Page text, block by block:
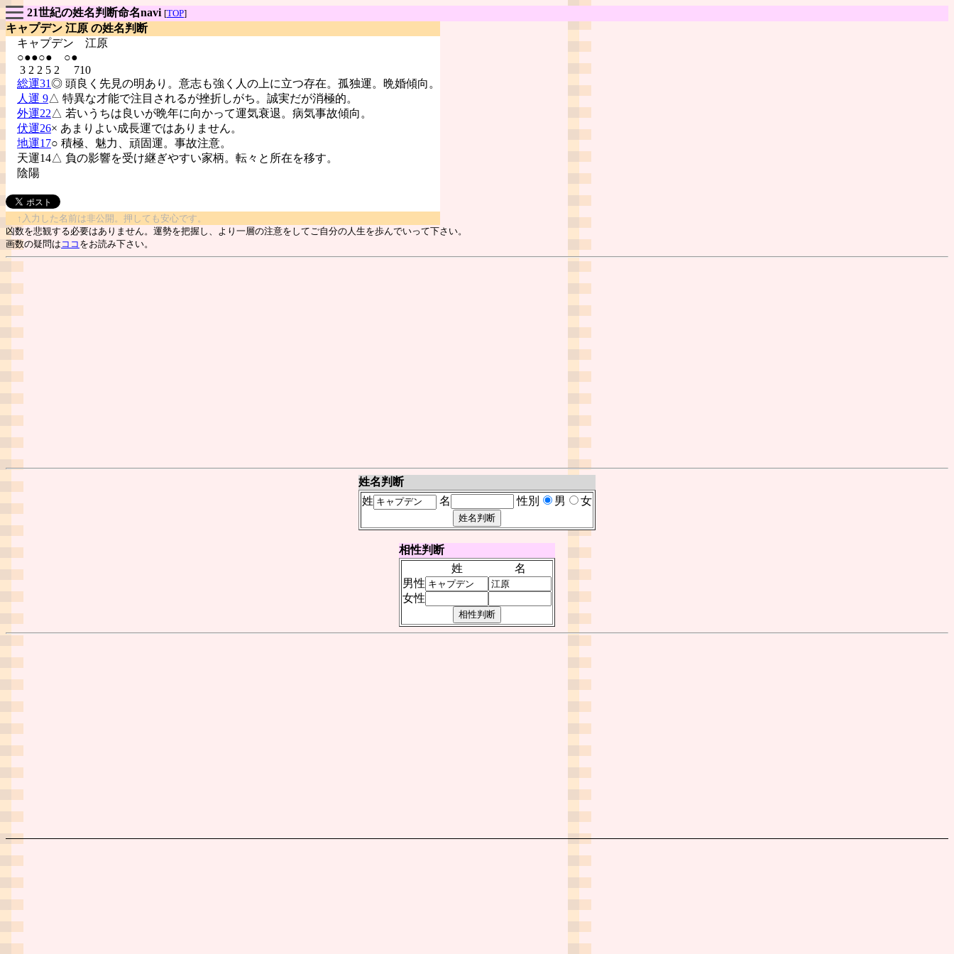
21世紀の姓名判断命名navi [TOP]
キャプデン 江原 の姓名判断
キャプデン 江原
○●●○● ○●
3 2 2 5 2 710
総運31◎ 頭良く先見の明あり。意志も強く人の上に立つ存在。孤独運。晩婚傾向。
人運 9△ 特異な才能で注目されるが挫折しがち。誠実だが消極的。
外運22△ 若いうちは良いが晩年に向かって運気衰退。病気事故傾向。
伏運26× あまりよい成長運ではありません。
地運17○ 積極、魅力、頑固運。事故注意。
天運14△ 負の影響を受け継ぎやすい家柄。転々と所在を移す。
陰陽
↑入力した名前は非公開。押しても安心です。
凶数を悲観する必要はありません。運勢を把握し、より一層の注意をしてご自分の人生を歩んでいって下さい。
画数の疑問は ココ をお読み下さい。
姓名判断
姓
名 性別 男 女
相性判断
姓
名
男性
女性